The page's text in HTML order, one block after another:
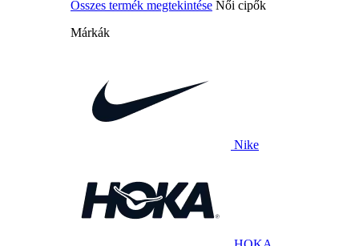
Összes termék megtekintése Női cipők
Márkák
Nike